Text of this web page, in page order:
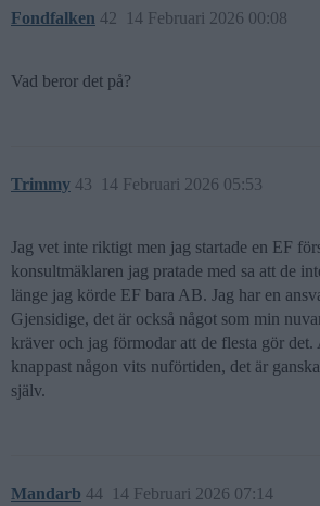
Fondfalken 14 Februari 2026 00:08
42
Vad beror det på?
Trimmy 14 Februari 2026 05:53
43
Jag vet inte riktigt men jag startade en EF
konsultmäklaren jag pratade med sa att de
länge jag körde EF bara AB. Jag har en
Gjensidige, det är också något som min
kräver och jag förmodar att de flesta gör
knappast någon vits nuförtiden, det är
själv.
Mandarb 14 Februari 2026 07:14
44